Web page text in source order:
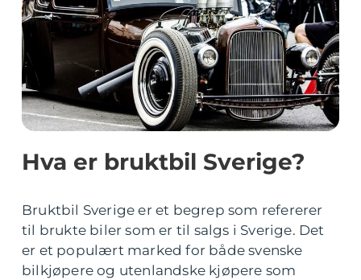
Hva er bruktbil Sverige?
Bruktbil Sverige er et begrep som refererer
til brukte biler som er til salgs i Sverige. Det
er et populært marked for både svenske
bilkjøpere og utenlandske kjøpere som